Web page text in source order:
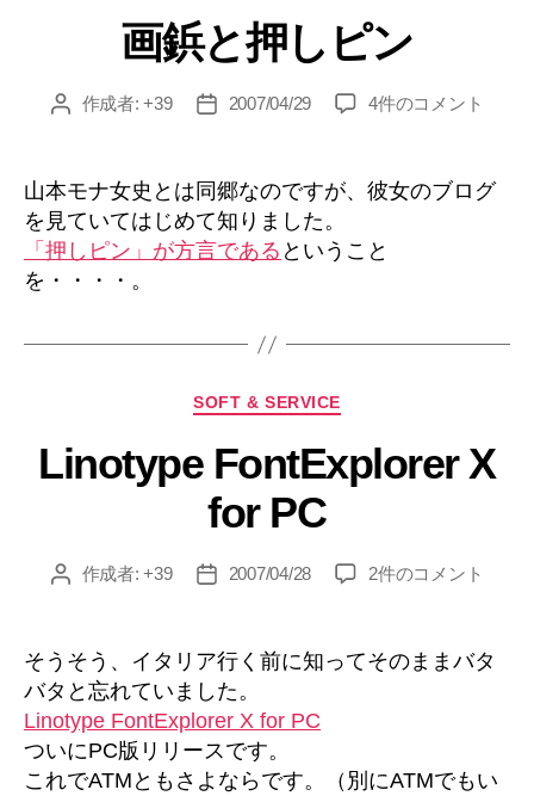
ァ
イ
ル”
ゴ
リ
画鋲と押しピン
投 作成者:+39
投 2007/04/29
画
押
し
ン
4件のコメント
山本モナ女史とは同郷なのですが、彼女のブログ
を見ていてはじめて知りました。
「押しピン」が方言である ということ
を・・・・。
カ
ゴ
リ
ー
SOFT & SERVICE
Linotype FontExplorer X
for PC
投 作成者:+39
投
2007/04/28
Linotype
for
PC
2件のコメント
そうそう、イタリア行く前に知ってそのままバタ
バタと忘れていました。
Linotype FontExplorer X for PC
ついにPC版リリースです。
これでATMともさよならです。（別にATMでもい